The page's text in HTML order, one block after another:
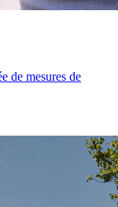
de mesures de